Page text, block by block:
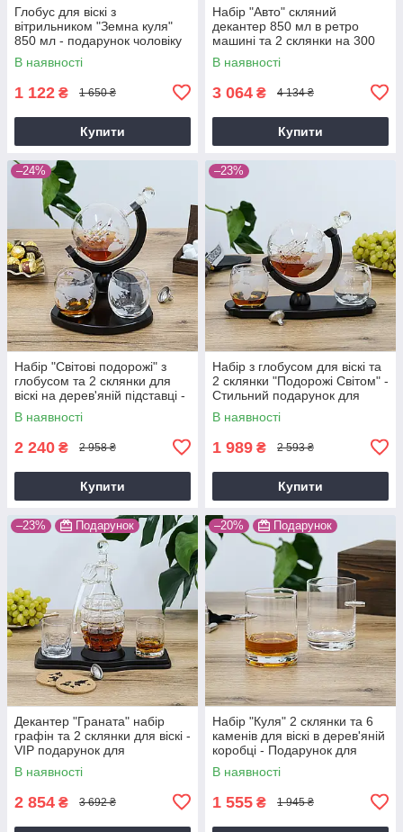
Глобус для віскі з
вітрильником "Земна куля"
850 мл - подарунок чоловіку
Гранд Презент GP240015
В наявності
1 122 ₴ 1 650 ₴
Купити
Набір "Авто" скляний
декантер 850 мл в ретро
машині та 2 склянки на 300
мл для віскі Гранд Презент
GP240198
В наявності
3 064 ₴ 4 134 ₴
Купити
–24%
Набір "Світові подорожі" з
глобусом та 2 склянки для
віскі на дерев'яній підставці -
Подарунок на день
народження Гранд Презент
В наявності
2 240 ₴ 2 958 ₴
Купити
–23%
Набір з глобусом для віскі та
2 склянки "Подорожі Світом" -
Стильний подарунок для
лідера Гранд Презент
GP240019
В наявності
1 989 ₴ 2 593 ₴
Купити
–23% Подарунок
Декантер "Граната" набір
графін та 2 склянки для віскі -
VIP подарунок для
побратима Гранд Презент
GP241206
В наявності
2 854 ₴ 3 692 ₴
–20% Подарунок
Набір "Куля" 2 склянки та 6
каменів для віскі в дерев'яній
коробці - Подарунок для
побратима, для друга Гранд
Презент GP241205SP
В наявності
1 555 ₴ 1 945 ₴